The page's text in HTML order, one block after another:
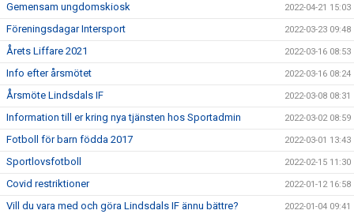
Gemensam ungdomskiosk 2022-04-21 15:03
Föreningsdagar Intersport 2022-03-23 09:48
Årets Liffare 2021 2022-03-16 08:53
Info efter årsmötet 2022-03-16 08:24
Årsmöte Lindsdals IF 2022-03-08 08:31
Information till er kring nya tjänsten hos Sportadmin 2022-03-02 08:59
Fotboll för barn födda 2017 2022-03-01 13:43
Sportlovsfotboll 2022-02-15 11:30
Covid restriktioner 2022-01-12 16:58
Vill du vara med och göra Lindsdals IF ännu bättre? 2022-01-04 09:41